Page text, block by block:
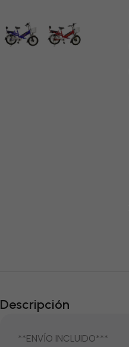
Descripción
**ENVÍO INCLUIDO***